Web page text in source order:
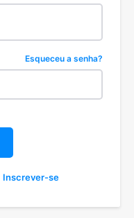
Esqueceu a senha?
Inscrever-se